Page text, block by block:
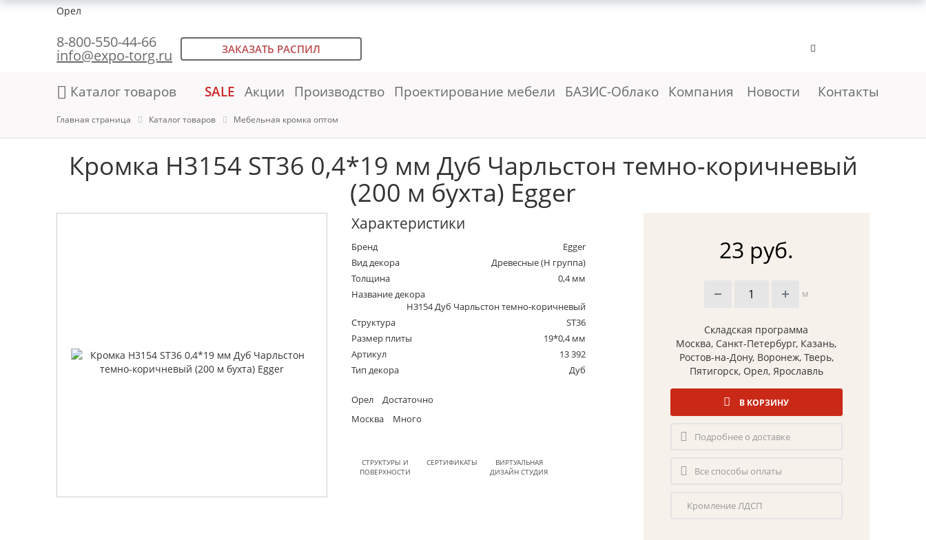
Орел
8-800-550-44-66
info@expo-torg.ru ЗАКАЗАТЬ РАСПИЛ
Каталог товаров SALE Акции Производство Проектирование мебели БАЗИС-Облако Компания Новости Контакты
Главная страница Каталог товаров Мебельная кромка оптом
Кромка H3154 ST36 0,4*19 мм Дуб Чарльстон темно-коричневый
(200 м бухта) Egger
Характеристики
Бренд
Egger
Вид декора
Древесные (Н группа)
Толщина
0,4 мм
Название декора
H3154 Дуб Чарльстон темно-коричневый
Структура
ST36
Размер плиты
19*0,4 мм
Артикул
13 392
Тип декора
Дуб
Орел
Достаточно
Москва
Много
СТРУКТУРЫ И
ПОВЕРХНОСТИ
СЕРТИФИКАТЫ
ВИРТУАЛЬНАЯ
ДИЗАЙН СТУДИЯ
23 руб.
м
Складская программа
Москва, Санкт-Петербург, Казань,
Ростов-на-Дону, Воронеж, Тверь,
Пятигорск, Орел, Ярославль
В КОРЗИНУ
Подробнее о доставке
Все способы оплаты
Кромление ЛДСП